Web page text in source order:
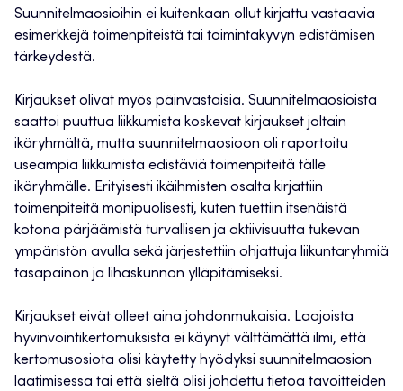
Suunnitelmaosioihin ei kuitenkaan ollut kirjattu vastaavia
esimerkkejä toimenpiteistä tai toimintakyvyn edistämisen
tärkeydestä.
Kirjaukset olivat myös päinvastaisia. Suunnitelmaosioista
saattoi puuttua liikkumista koskevat kirjaukset joltain
ikäryhmältä, mutta suunnitelmaosioon oli raportoitu
useampia liikkumista edistäviä toimenpiteitä tälle
ikäryhmälle. Erityisesti ikäihmisten osalta kirjattiin
toimenpiteitä monipuolisesti, kuten tuettiin itsenäistä
kotona pärjäämistä turvallisen ja aktiivisuutta tukevan
ympäristön avulla sekä järjestettiin ohjattuja liikuntaryhmiä
tasapainon ja lihaskunnon ylläpitämiseksi.
Kirjaukset eivät olleet aina johdonmukaisia. Laajoista
hyvinvointikertomuksista ei käynyt välttämättä ilmi, että
kertomusosiota olisi käytetty hyödyksi suunnitelmaosion
laatimisessa tai että sieltä olisi johdettu tietoa tavoitteiden